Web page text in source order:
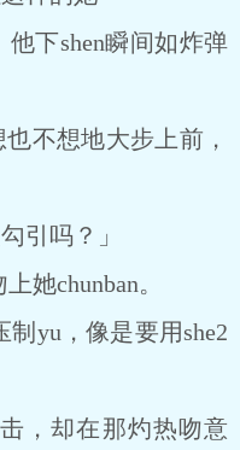
下shen瞬间如炸弹
不想地大步上前，
吗？」
chunban。
yu，像是要用she2
却在那灼热吻意